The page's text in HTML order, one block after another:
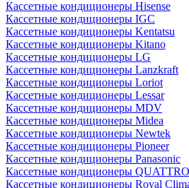
Кассетные кондиционеры Hisense
Кассетные кондиционеры IGC
Кассетные кондиционеры Kentatsu
Кассетные кондиционеры Kitano
Кассетные кондиционеры LG
Кассетные кондиционеры Lanzkraft
Кассетные кондиционеры Loriot
Кассетные кондиционеры Lessar
Кассетные кондиционеры MDV
Кассетные кондиционеры Midea
Кассетные кондиционеры Newtek
Кассетные кондиционеры Pioneer
Кассетные кондиционеры Panasonic
Кассетные кондиционеры
Кассетные кондиционеры Royal